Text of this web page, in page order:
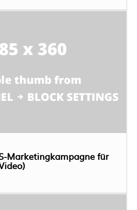
Marketingkampagne für